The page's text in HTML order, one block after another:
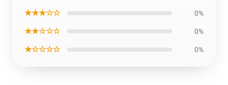
★★★☆☆ 0%
★★☆☆☆ 0%
★☆☆☆☆ 0%